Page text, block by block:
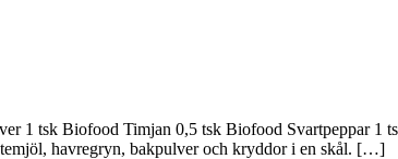
1 tsk Biofood Timjan 0,5 tsk Biofood Svartpeppar 1
havregryn, bakpulver och kryddor i en skål. […]